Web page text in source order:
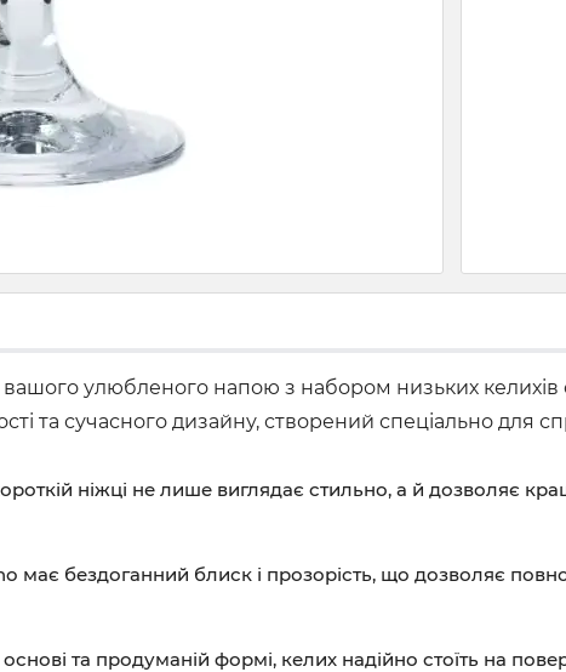
улюбленого напою з набором низьких келихів
та сучасного дизайну, створений спеціально для
ніжці не лише виглядає стильно, а й дозволяє
має бездоганний блиск і прозорість, що дозволяє
та продуманій формі, келих надійно стоїть на